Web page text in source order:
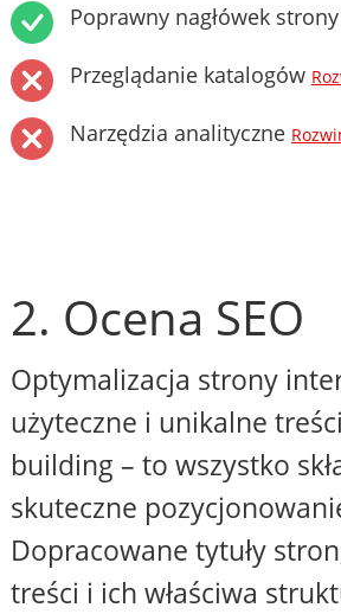
Poprawny nagłówek
Przeglądanie katalogów
Narzędzia analityczne
2. Ocena SEO
Optymalizacja strony
użyteczne i unikalne
building – to wszystko
skuteczne
Dopracowane tytuły
treści i ich właściwa